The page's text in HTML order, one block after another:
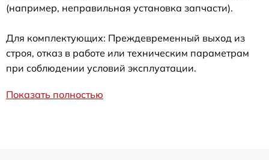
(например, неправильная установка запчасти).
Для комплектующих: Преждевременный выход из
строя, отказ в работе или техническим параметрам
при соблюдении условий эксплуатации.
Показать полностью